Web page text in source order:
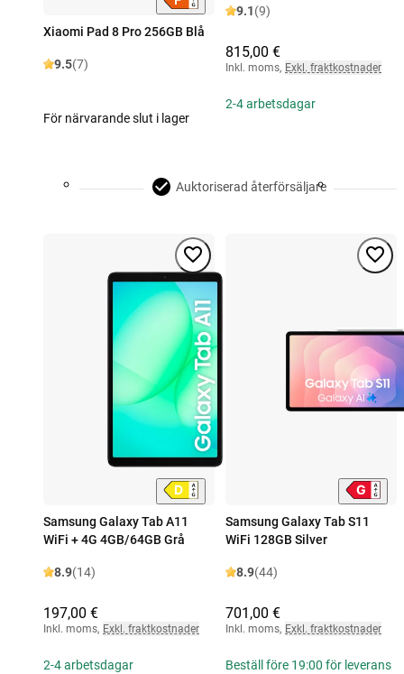
Xiaomi Pad 8 Pro 256GB Blå
9.5(7)
För närvarande slut i lager
9.1(9)
815,00 €
Inkl. moms, Exkl. fraktkostnader
2-4 arbetsdagar
Auktoriserad återförsäljare
Samsung Galaxy Tab A11
WiFi + 4G 4GB/64GB Grå
8.9(14)
197,00 €
Inkl. moms, Exkl. fraktkostnader
2-4 arbetsdagar
Samsung Galaxy Tab S11
WiFi 128GB Silver
8.9(44)
701,00 €
Inkl. moms, Exkl. fraktkostnader
Beställ före 19:00 för leverans